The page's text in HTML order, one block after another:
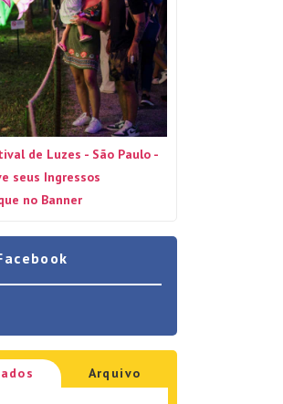
de Luzes - São Paulo -
seus Ingressos
no Banner
Arquivo